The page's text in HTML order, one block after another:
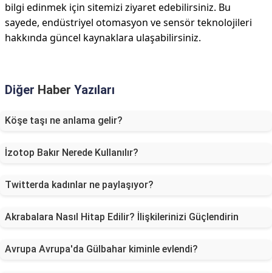
bilgi edinmek için sitemizi ziyaret edebilirsiniz. Bu
sayede, endüstriyel otomasyon ve sensör teknolojileri
hakkında güncel kaynaklara ulaşabilirsiniz.
Diğer Haber Yazıları
Köşe taşı ne anlama gelir?
İzotop Bakır Nerede Kullanılır?
Twitterda kadınlar ne paylaşıyor?
Akrabalara Nasıl Hitap Edilir? İlişkilerinizi Güçlendirin
Avrupa Avrupa'da Gülbahar kiminle evlendi?